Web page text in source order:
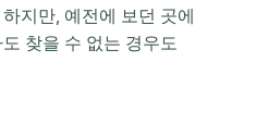
지만, 예전에 보던 곳에
찾을 수 없는 경우도